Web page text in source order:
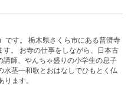
です。 栃木県さくら市にある普濟寺
す。 お寺の仕事をしながら、日本古
講師、やんちゃ盛りの小学生の息子
水茎―和歌とおはなしでひもとく仏
ます。